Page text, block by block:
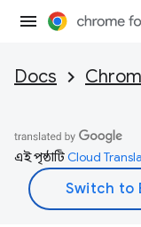
Docs
এই পৃষ্ঠাটিCloud